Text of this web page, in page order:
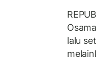
lalu